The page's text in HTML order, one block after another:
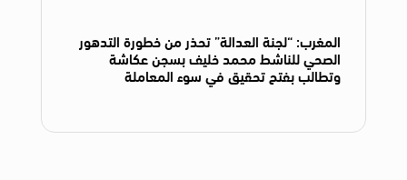
المغرب: “لجنة العدالة” تحذر من خطورة التدهور
الصحي للناشط محمد خليف بسجن عكاشة
وتطالب بفتح تحقيق في سوء المعاملة